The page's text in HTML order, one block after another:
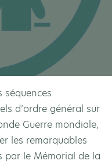
d’ordre général sur
Guerre mondiale,
les remarquables
par le Mémorial de la